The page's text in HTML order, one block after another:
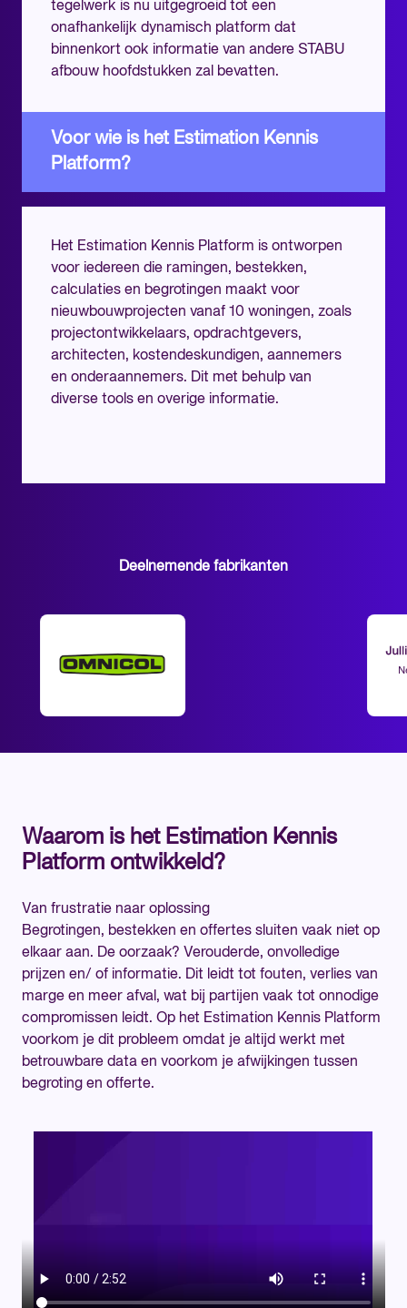
tegelwerk is nu uitgegroeid tot een
onafhankelijk dynamisch platform dat
binnenkort ook informatie van andere STABU
afbouw hoofdstukken zal bevatten.
Voor wie is het Estimation Kennis
Platform?
Het Estimation Kennis Platform is ontworpen
voor iedereen die ramingen, bestekken,
calculaties en begrotingen maakt voor
nieuwbouwprojecten vanaf 10 woningen, zoals
projectontwikkelaars, opdrachtgevers,
architecten, kostendeskundigen, aannemers
en onderaannemers. Dit met behulp van
diverse tools en overige informatie.
Deelnemende fabrikanten
Waarom is het Estimation Kennis
Platform ontwikkeld?
Van frustratie naar oplossing
Begrotingen, bestekken en offertes sluiten vaak niet op
elkaar aan. De oorzaak? Verouderde, onvolledige
prijzen en/ of informatie. Dit leidt tot fouten, verlies van
marge en meer afval, wat bij partijen vaak tot onnodige
compromissen leidt. Op het Estimation Kennis Platform
voorkom je dit probleem omdat je altijd werkt met
betrouwbare data en voorkom je afwijkingen tussen
begroting en offerte.